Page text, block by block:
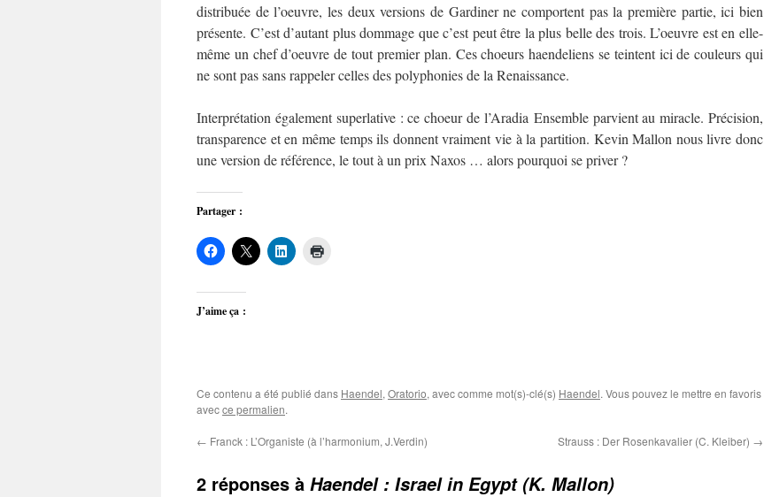
distribuée de l’oeuvre, les deux versions de Gardiner ne comportent pas la première partie, ici bien
présente. C’est d’autant plus dommage que c’est peut être la plus belle des trois. L’oeuvre est en elle-
même un chef d’oeuvre de tout premier plan. Ces choeurs haendeliens se teintent ici de couleurs qui
ne sont pas sans rappeler celles des polyphonies de la Renaissance.
Interprétation également superlative : ce choeur de l’Aradia Ensemble parvient au miracle. Précision,
transparence et en même temps ils donnent vraiment vie à la partition. Kevin Mallon nous livre donc
une version de référence, le tout à un prix Naxos … alors pourquoi se priver ?
Partager :
J’aime ça :
Ce contenu a été publié dans Haendel, Oratorio, avec comme mot(s)-clé(s) Haendel. Vous pouvez le mettre en favoris
avecce permalien.
← Franck : L’Organiste (à l’harmonium, J.Verdin) Strauss : Der Rosenkavalier (C. Kleiber) →
2 réponses à Haendel : Israel in Egypt (K. Mallon)